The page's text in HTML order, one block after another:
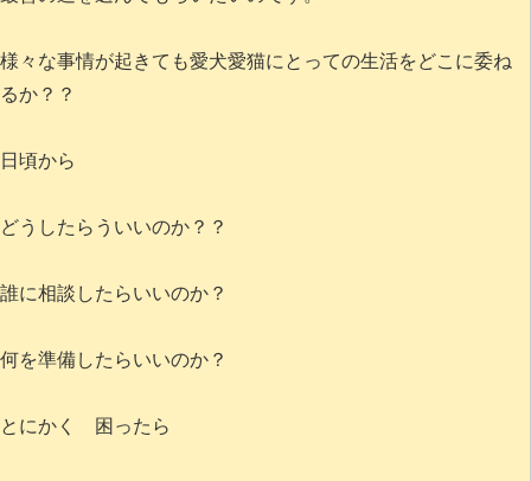
様々な事情が起きても愛犬愛猫にとっての生活をどこに委ね
るか？？
日頃から
どうしたらういいのか？？
誰に相談したらいいのか？
何を準備したらいいのか？
とにかく 困ったら